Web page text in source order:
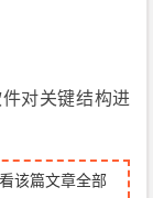
对关键结构进
该篇文章全部